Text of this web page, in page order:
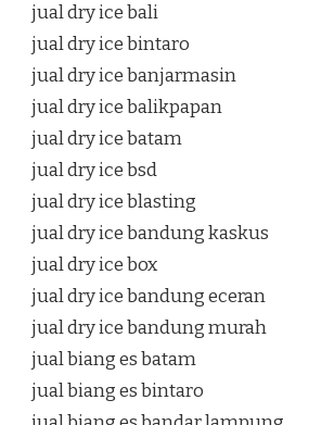
jual dry ice bali
jual dry ice bintaro
jual dry ice banjarmasin
jual dry ice balikpapan
jual dry ice batam
jual dry ice bsd
jual dry ice blasting
jual dry ice bandung kaskus
jual dry ice box
jual dry ice bandung eceran
jual dry ice bandung murah
jual biang es batam
jual biang es bintaro